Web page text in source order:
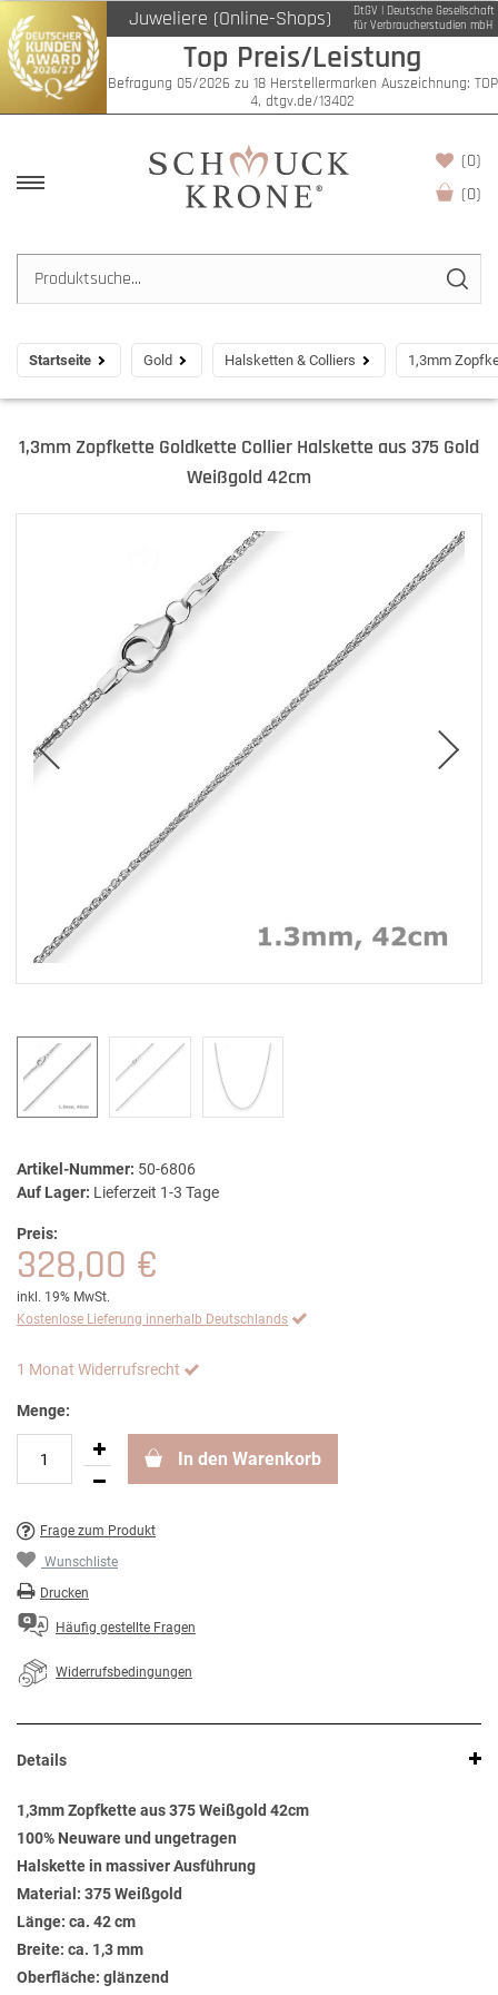
Juweliere (Online-Shops)
DtGV | Deutsche Gesellschaft
für Verbraucherstudien mbH
Top Preis/Leistung
Befragung 05/2026 zu 18 Herstellermarken Auszeichnung: TOP
4, dtgv.de/13402
(0)
(0)
Startseite Gold Halsketten & Colliers 1,3mm
1,3mm Zopfkette Goldkette Collier Halskette aus 375 Gold
Weißgold 42cm
Artikel-Nummer: 50-6806
Auf Lager: Lieferzeit 1-3 Tage
Preis:
328,00 €
inkl. 19% MwSt.
Kostenlose Lieferung innerhalb Deutschlands
1 Monat Widerrufsrecht
Menge:
In den Warenkorb
Frage zum Produkt
Wunschliste
Drucken
Häufig gestellte Fragen
Widerrufsbedingungen
Details
1,3mm Zopfkette aus 375 Weißgold 42cm
100% Neuware und ungetragen
Halskette in massiver Ausführung
Material: 375 Weißgold
Länge: ca. 42 cm
Breite: ca. 1,3 mm
Oberfläche: glänzend